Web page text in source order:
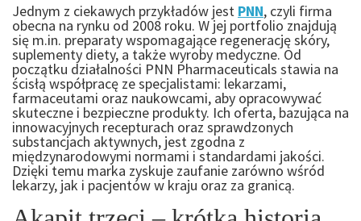
Jednym z ciekawych przykładów jest PNN, czyli firma
obecna na rynku od 2008 roku. W jej portfolio znajdują
się m.in. preparaty wspomagające regenerację skóry,
suplementy diety, a także wyroby medyczne. Od
początku działalności PNN Pharmaceuticals stawia na
ścisłą współpracę ze specjalistami: lekarzami,
farmaceutami oraz naukowcami, aby opracowywać
skuteczne i bezpieczne produkty. Ich oferta, bazująca na
innowacyjnych recepturach oraz sprawdzonych
substancjach aktywnych, jest zgodna z
międzynarodowymi normami i standardami jakości.
Dzięki temu marka zyskuje zaufanie zarówno wśród
lekarzy, jak i pacjentów w kraju oraz za granicą.